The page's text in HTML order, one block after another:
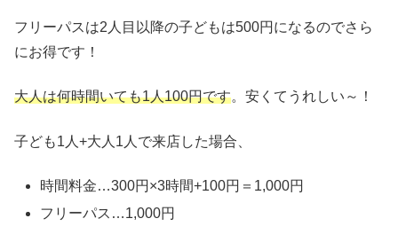
フリーパスは2人目以降の子どもは500円になるのでさら
にお得です！
大人は何時間いても1人100円です。安くてうれしい～！
子ども1人+大人1人で来店した場合、
時間料金…300円×3時間+100円＝1,000円
フリーパス…1,000円